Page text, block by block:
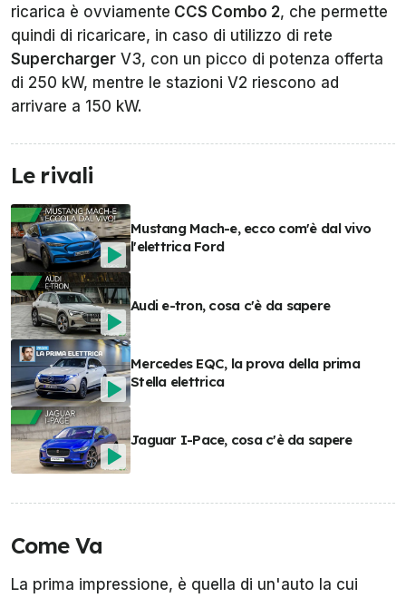
ricarica è ovviamente CCS Combo 2, che permette
quindi di ricaricare, in caso di utilizzo di rete
Supercharger V3, con un picco di potenza offerta
di 250 kW, mentre le stazioni V2 riescono ad
arrivare a 150 kW.
Le rivali
Mustang Mach-e, ecco com'è dal vivo
l'elettrica Ford
Audi e-tron, cosa c'è da sapere
Mercedes EQC, la prova della prima
Stella elettrica
Jaguar I-Pace, cosa c'è da sapere
Come Va
La prima impressione, è quella di un'auto la cui